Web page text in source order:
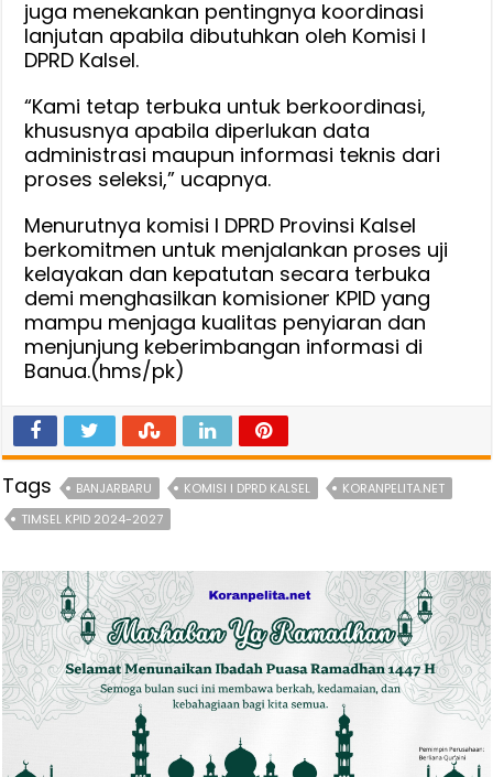
juga menekankan pentingnya koordinasi
lanjutan apabila dibutuhkan oleh Komisi I
DPRD Kalsel.
“Kami tetap terbuka untuk berkoordinasi,
khususnya apabila diperlukan data
administrasi maupun informasi teknis dari
proses seleksi,” ucapnya.
Menurutnya komisi I DPRD Provinsi Kalsel
berkomitmen untuk menjalankan proses uji
kelayakan dan kepatutan secara terbuka
demi menghasilkan komisioner KPID yang
mampu menjaga kualitas penyiaran dan
menjunjung keberimbangan informasi di
Banua.(hms/pk)
Tags BANJARBARU KOMISI I DPRD KALSEL
KORANPELITA.NET
TIMSEL KPID 2024-2027